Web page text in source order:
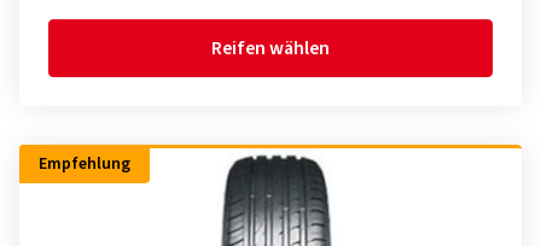
Reifen wählen
Empfehlung